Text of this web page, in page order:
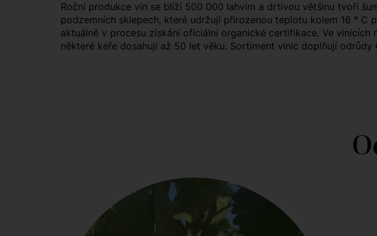
Roční produkce vín se blíží 500 000 lahvím a drtivou většinu tvoří
podzemních sklepech, které udržují přirozenou teplotu kolem 16 °
aktuálně v procesu získání oficiální organické certifikace. Ve vinicích
některé keře dosahují až 50 let věku. Sortiment vinic doplňují odrůdy